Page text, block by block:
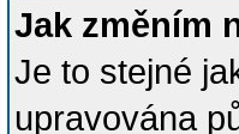
Jak změním
Je to stejné
upravována